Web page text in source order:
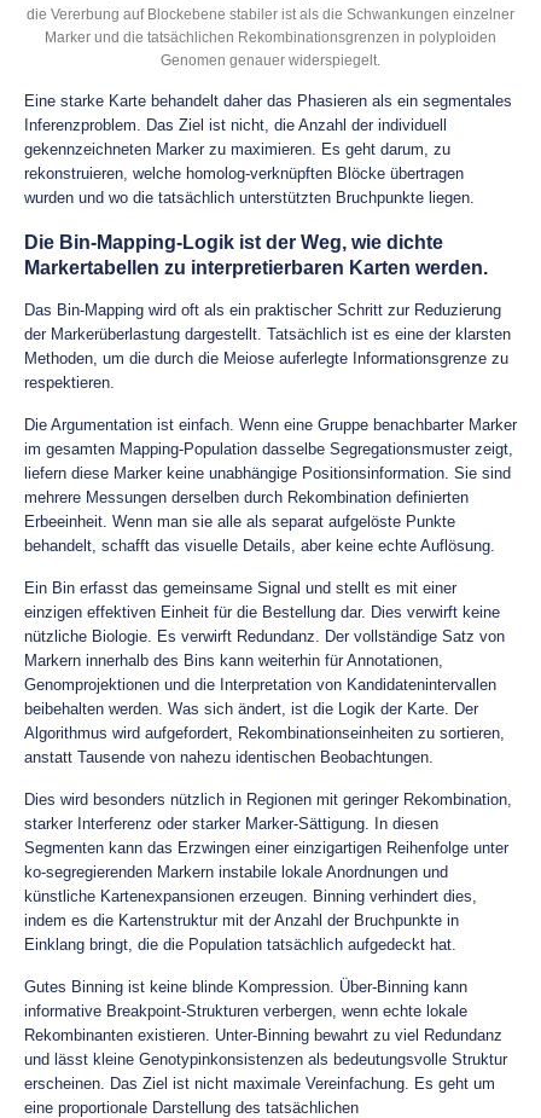
die Vererbung auf Blockebene stabiler ist als die Schwankungen einzelner
Marker und die tatsächlichen Rekombinationsgrenzen in polyploiden
Genomen genauer widerspiegelt.
Eine starke Karte behandelt daher das Phasieren als ein segmentales
Inferenzproblem. Das Ziel ist nicht, die Anzahl der individuell
gekennzeichneten Marker zu maximieren. Es geht darum, zu
rekonstruieren, welche homolog-verknüpften Blöcke übertragen
wurden und wo die tatsächlich unterstützten Bruchpunkte liegen.
Die Bin-Mapping-Logik ist der Weg, wie dichte
Markertabellen zu interpretierbaren Karten werden.
Das Bin-Mapping wird oft als ein praktischer Schritt zur Reduzierung
der Markerüberlastung dargestellt. Tatsächlich ist es eine der klarsten
Methoden, um die durch die Meiose auferlegte Informationsgrenze zu
respektieren.
Die Argumentation ist einfach. Wenn eine Gruppe benachbarter Marker
im gesamten Mapping-Population dasselbe Segregationsmuster zeigt,
liefern diese Marker keine unabhängige Positionsinformation. Sie sind
mehrere Messungen derselben durch Rekombination definierten
Erbeeinheit. Wenn man sie alle als separat aufgelöste Punkte
behandelt, schafft das visuelle Details, aber keine echte Auflösung.
Ein Bin erfasst das gemeinsame Signal und stellt es mit einer
einzigen effektiven Einheit für die Bestellung dar. Dies verwirft keine
nützliche Biologie. Es verwirft Redundanz. Der vollständige Satz von
Markern innerhalb des Bins kann weiterhin für Annotationen,
Genomprojektionen und die Interpretation von Kandidatenintervallen
beibehalten werden. Was sich ändert, ist die Logik der Karte. Der
Algorithmus wird aufgefordert, Rekombinationseinheiten zu sortieren,
anstatt Tausende von nahezu identischen Beobachtungen.
Dies wird besonders nützlich in Regionen mit geringer Rekombination,
starker Interferenz oder starker Marker-Sättigung. In diesen
Segmenten kann das Erzwingen einer einzigartigen Reihenfolge unter
ko-segregierenden Markern instabile lokale Anordnungen und
künstliche Kartenexpansionen erzeugen. Binning verhindert dies,
indem es die Kartenstruktur mit der Anzahl der Bruchpunkte in
Einklang bringt, die die Population tatsächlich aufgedeckt hat.
Gutes Binning ist keine blinde Kompression. Über-Binning kann
informative Breakpoint-Strukturen verbergen, wenn echte lokale
Rekombinanten existieren. Unter-Binning bewahrt zu viel Redundanz
und lässt kleine Genotypinkonsistenzen als bedeutungsvolle Struktur
erscheinen. Das Ziel ist nicht maximale Vereinfachung. Es geht um
eine proportionale Darstellung des tatsächlichen